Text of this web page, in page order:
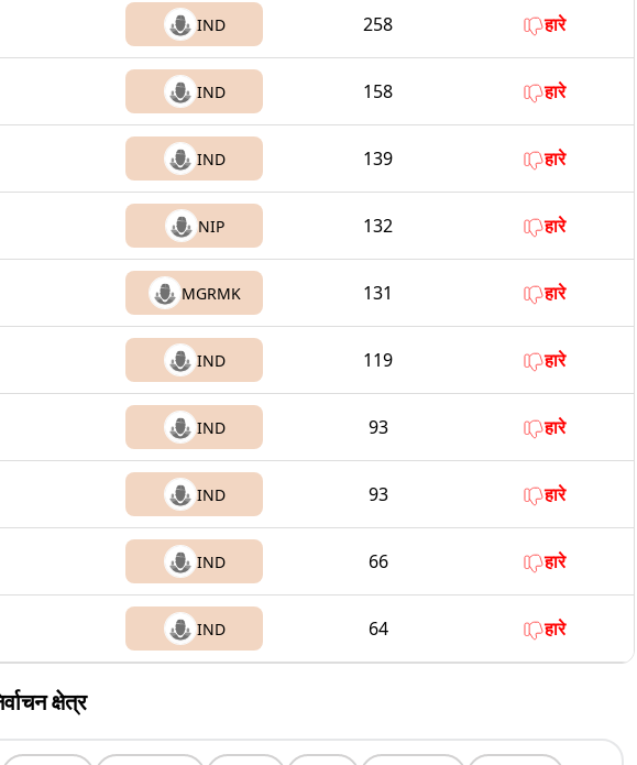
IND 258 हारे
IND 158 हारे
IND 139 हारे
NIP 132 हारे
MGRMK 131 हारे
IND 119 हारे
IND 93 हारे
IND 93 हारे
IND 66 हारे
IND 64 हारे
क्षेत्र